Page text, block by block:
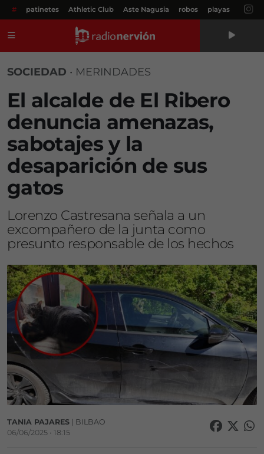
# patinetes Athletic Club Aste Nagusia robos playas
SOCIEDAD • MERINDADES
El alcalde de El Ribero
denuncia amenazas,
sabotajes y la
desaparición de sus
gatos
Lorenzo Castresana señala a un
excompañero de la junta como
presunto responsable de los hechos
TANIA PAJARES | BILBAO
06/06/2025 • 18:15